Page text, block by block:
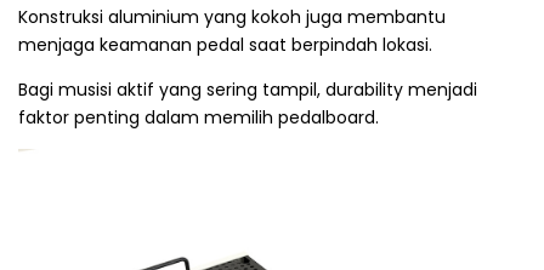
Konstruksi aluminium yang kokoh juga membantu
menjaga keamanan pedal saat berpindah lokasi.
Bagi musisi aktif yang sering tampil, durability menjadi
faktor penting dalam memilih pedalboard.